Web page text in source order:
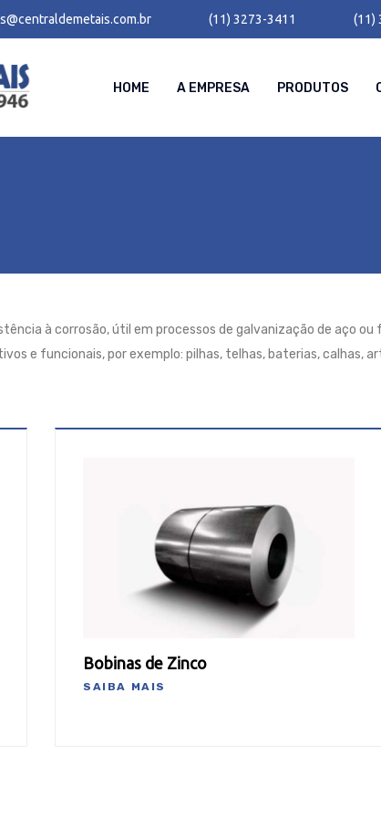
(11) 3273-3411 (11)
HOME A EMPRESA PRODUTOS
à corrosão, útil em processos de galvanização de aço ou
e funcionais, por exemplo: pilhas, telhas, baterias, calhas,
Bobinas de Zinco
SAIBA MAIS